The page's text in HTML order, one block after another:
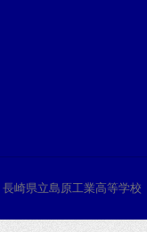
長崎県立島原工業高等学校